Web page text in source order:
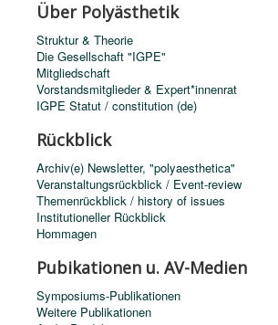
Über Polyästhetik
Struktur & Theorie
Die Gesellschaft "IGPE"
Mitgliedschaft
Vorstandsmitglieder & Expert*innenrat
IGPE Statut / constitution (de)
Rückblick
Archiv(e) Newsletter, "polyaesthetica"
Veranstaltungsrückblick / Event-review
Themenrückblick / history of issues
Institutioneller Rückblick
Hommagen
Pubikationen u. AV-Medien
Symposiums-Publikationen
Weitere Publikationen